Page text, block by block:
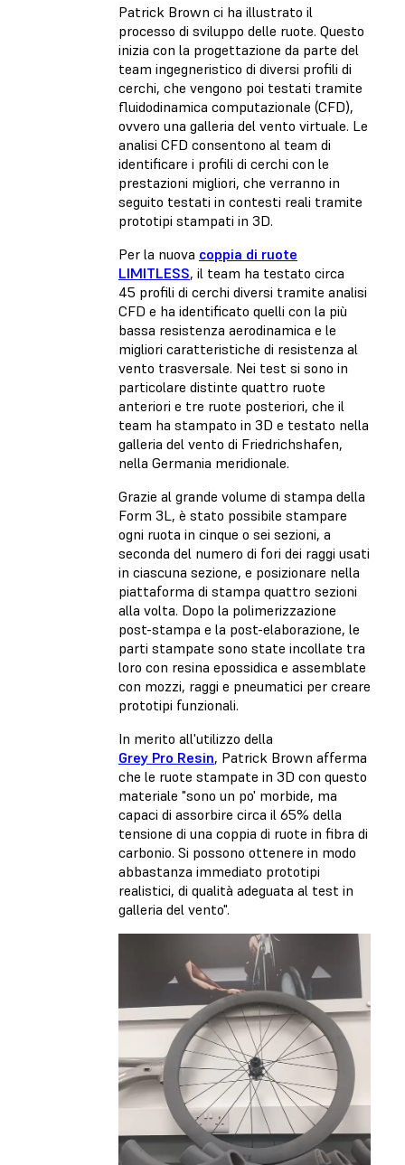
Patrick Brown ci ha illustrato il
processo di sviluppo delle ruote. Questo
inizia con la progettazione da parte del
team ingegneristico di diversi profili di
cerchi, che vengono poi testati tramite
fluidodinamica computazionale (CFD),
ovvero una galleria del vento virtuale. Le
analisi CFD consentono al team di
identificare i profili di cerchi con le
prestazioni migliori, che verranno in
seguito testati in contesti reali tramite
prototipi stampati in 3D.
Per la nuova coppia di ruote
LIMITLESS, il team ha testato circa
45 profili di cerchi diversi tramite analisi
CFD e ha identificato quelli con la più
bassa resistenza aerodinamica e le
migliori caratteristiche di resistenza al
vento trasversale. Nei test si sono in
particolare distinte quattro ruote
anteriori e tre ruote posteriori, che il
team ha stampato in 3D e testato nella
galleria del vento di Friedrichshafen,
nella Germania meridionale.
Grazie al grande volume di stampa della
Form 3L, è stato possibile stampare
ogni ruota in cinque o sei sezioni, a
seconda del numero di fori dei raggi usati
in ciascuna sezione, e posizionare nella
piattaforma di stampa quattro sezioni
alla volta. Dopo la polimerizzazione
post-stampa e la post-elaborazione, le
parti stampate sono state incollate tra
loro con resina epossidica e assemblate
con mozzi, raggi e pneumatici per creare
prototipi funzionali.
In merito all'utilizzo della
Grey Pro Resin, Patrick Brown afferma
che le ruote stampate in 3D con questo
materiale "sono un po' morbide, ma
capaci di assorbire circa il 65% della
tensione di una coppia di ruote in fibra di
carbonio. Si possono ottenere in modo
abbastanza immediato prototipi
realistici, di qualità adeguata al test in
galleria del vento".